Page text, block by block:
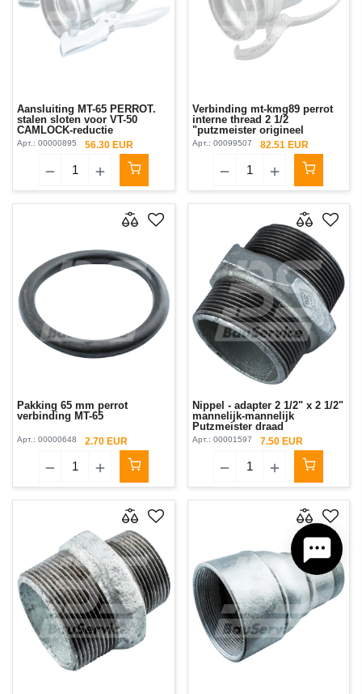
Aansluiting MT-65 PERROT.
stalen sloten voor VT-50
CAMLOCK-reductie
Арт.: 00000895 56.30 EUR
Verbinding mt-kmg89 perrot
interne thread 2 1/2
"putzmeister origineel
Арт.: 00099507 82.51 EUR
Pakking 65 mm perrot
verbinding MT-65
Арт.: 00000648 2.70 EUR
Nippel - adapter 2 1/2" x 2 1/2"
mannelijk-mannelijk
Putzmeister draad
Арт.: 00001597 7.50 EUR